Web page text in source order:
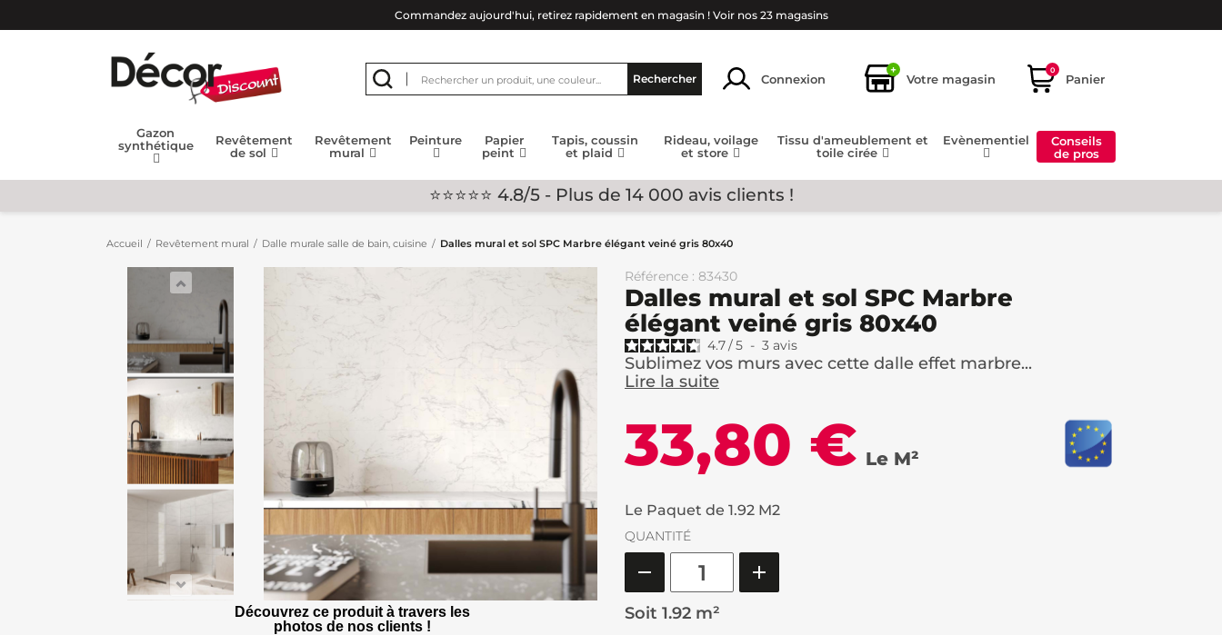
Commandez aujourd'hui, retirez rapidement en magasin ! Voir nos 23 magasins
Rechercher Connexion
+
Votre magasin
0
Panier
Gazon
synthétique
Revêtement
de sol
Revêtement
mural
Peinture
Papier
peint
Tapis, coussin
et plaid
Rideau, voilage
et store
Tissu d'ameublement et
toile cirée
Evènementiel
Conseils
de pros
⭐⭐⭐⭐⭐ 4.8/5 - Plus de 14 000 avis clients !
Accueil Revêtement mural Dalle murale salle de bain, cuisine Dalles mural et sol SPC Marbre élégant veiné gris 80x40
Découvrez ce produit à travers les
photos de nos clients !
Référence : 83430
Dalles mural et sol SPC Marbre
élégant veiné gris 80x40
4.7/5 - 3 avis
Sublimez vos murs avec cette dalle effet marbre...
Lire la suite
33,80 € Le M²
Le Paquet de 1.92 M2
QUANTITÉ
Soit 1.92 m²